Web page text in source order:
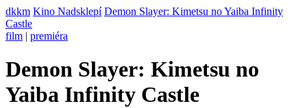
dkkm Kino Nadsklepí Demon Slayer: Kimetsu no Yaiba Infinity
Castle
film | premiéra
Demon Slayer: Kimetsu no
Yaiba Infinity Castle